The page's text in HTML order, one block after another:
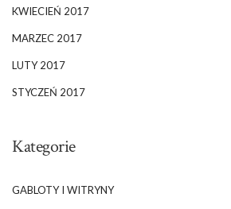
KWIECIEŃ 2017
MARZEC 2017
LUTY 2017
STYCZEŃ 2017
Kategorie
GABLOTY I WITRYNY